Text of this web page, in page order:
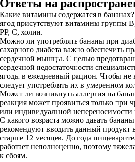
Ответы на
Какие витамины содержатся в
ягод присутствуют витамины группы
РР, С, холин.
Можно ли употреблять бананы при
сахарного диабета важно обеспечить
сердечной мышцы. С целью
сердечной недостаточности
ягоды в ежедневный рацион. Чтобы не
следует употреблять их в умеренном
Может ли возникнуть аллергия на
реакция может проявиться только при
или индивидуальной непереносимости
С какого возраста можно давать
рекомендуют вводить данный продукт
старше 12 месяцев. До года
работает неполноценно, поэтому
к сбоям.